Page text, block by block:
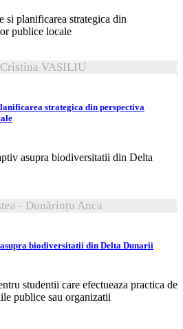
Cristina VASILIU
strategica din perspectiva
- Dunărințu Anca
biodiversitatii din Delta Dunarii